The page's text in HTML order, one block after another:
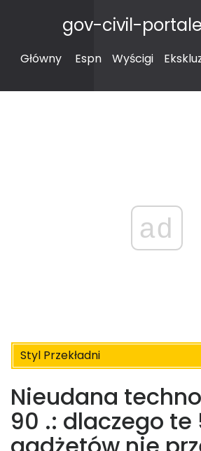
gov-civil-
Główny Espn Wyścigi
ad
Styl Przekładni
Nieudana
90 .: dlaczego te